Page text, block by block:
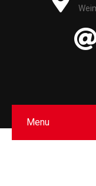
Menu